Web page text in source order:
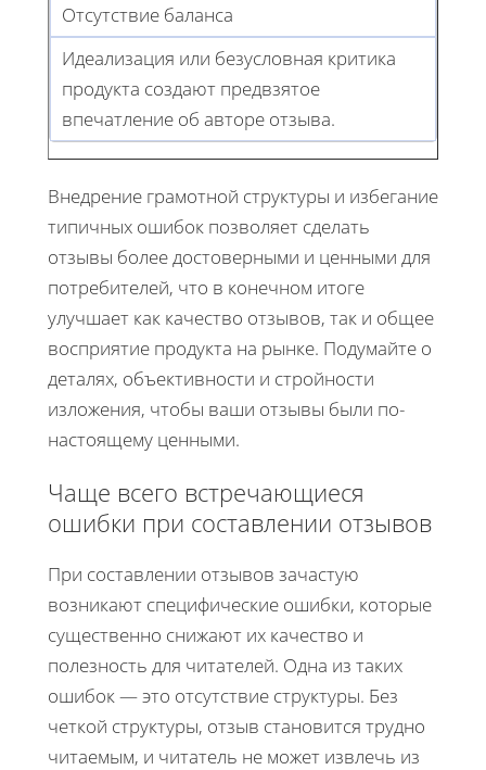
Отсутствие баланса
Идеализация или безусловная критика
продукта создают предвзятое
впечатление об авторе отзыва.
Внедрение грамотной структуры и избегание
типичных ошибок позволяет сделать
отзывы более достоверными и ценными для
потребителей, что в конечном итоге
улучшает как качество отзывов, так и общее
восприятие продукта на рынке. Подумайте о
деталях, объективности и стройности
изложения, чтобы ваши отзывы были по-
настоящему ценными.
Чаще всего встречающиеся
ошибки при составлении отзывов
При составлении отзывов зачастую
возникают специфические ошибки, которые
существенно снижают их качество и
полезность для читателей. Одна из таких
ошибок — это отсутствие структуры. Без
четкой структуры, отзыв становится трудно
читаемым, и читатель не может извлечь из